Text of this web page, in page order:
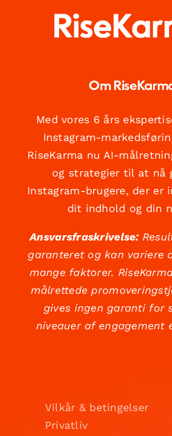
Om
Med vores 6 års
Instagram-
RiseKarma nu AI-
og strategier til at nå
Instagram-brugere, der er
dit indhold og din
Ansvarsfraskrivelse:
garanteret og kan variere
mange faktorer.
målrettede
gives ingen garanti for
niveauer af engagement
Vilkår & betingelser
Privatliv